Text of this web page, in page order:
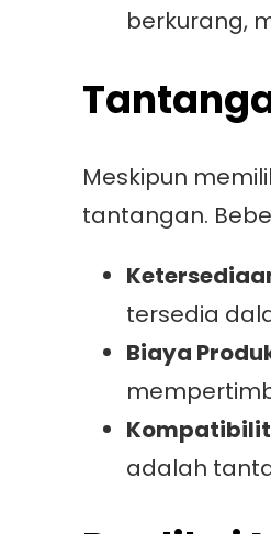
berkurang,
Meskipun
tantangan.
tersedia
Biaya
adalah